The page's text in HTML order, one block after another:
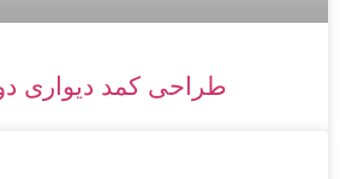
طراحی کمد دیواری